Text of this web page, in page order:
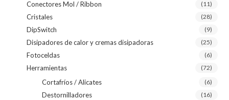
Conectores Mol / Ribbon (11)
Cristales (28)
DipSwitch (9)
Disipadores de calor y cremas disipadoras (25)
Fotoceldas (6)
Herramientas (72)
Cortafríos / Alicates (6)
Destornilladores (16)